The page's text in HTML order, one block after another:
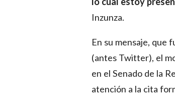
Inzunza.
En su mensaje, que
(antes Twitter), el
en el Senado de la
atención a la cita